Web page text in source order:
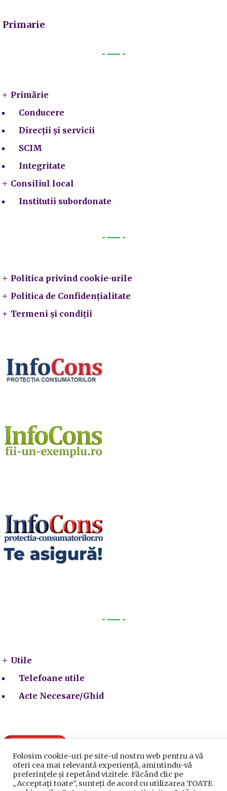
Primarie
Primărie
Conducere
Direcții și servicii
SCIM
Integritate
Consiliul local
Institutii subordonate
Politica privind cookie-urile
Politica de Confidențialitate
Termeni și condiții
Utile
Telefoane utile
Acte Necesare/Ghid
Folosim cookie-uri pe site-ul nostru web pentru a vă
oferi cea mai relevantă experiență, amintindu-vă
preferințele și repetând vizitele. Făcând clic pe
„Acceptați toate”, sunteți de acord cu utilizarea TOATE